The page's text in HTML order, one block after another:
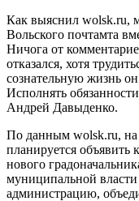
Как выяснил wolsk.ru,
Вольского почтамта
Ничога от
отказался, хотя
сознательную жизнь
Исполнять
Андрей Давыденко.
По данным wolsk.ru, на
планируется объявить
нового
муниципальной власти
администрацию,